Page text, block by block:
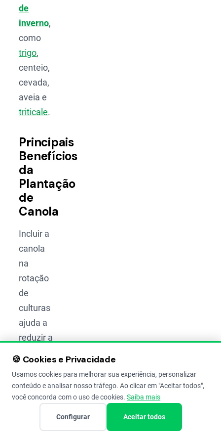
de
inverno,
como
trigo,
centeio,
cevada,
aveia e
triticale.
Principais
Benefícios
da
Plantação
de
Canola
Incluir a
canola
na
rotação
de
culturas
ajuda a
reduzir a
defensivos
agrícolas.
🍪 Cookies e Privacidade
Usamos cookies para melhorar sua experiência, personalizar
conteúdo e analisar nosso tráfego. Ao clicar em "Aceitar todos",
você concorda com o uso de cookies. Saiba mais
Configurar Aceitar todos